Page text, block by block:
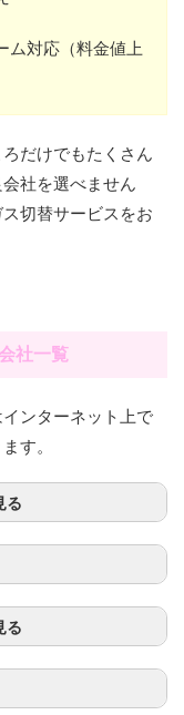
ム対応（料金値上
だけでもたくさん
社を選べません
切替サービスをお
社一覧
ンターネット上で
す。
る
住所
町上庄1480-8
香川県小豆郡土庄
住所
る
住所